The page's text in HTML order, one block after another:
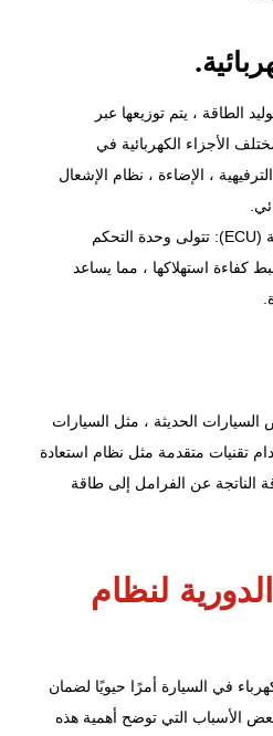
الطاقة ، يتم توزيعها عبر
الأجزاء الكهربائية في
، الإضاءة ، نظام الإشعال
وحدة التحكم الإلكترونية (ECU): تتولى وحدة التحكم
كفاءة استهلاكها ، مما يساعد
الحديثة ، مثل السيارات
تقنيات متقدمة مثل نظام استعادة
الناتجة عن الفرامل إلى طاقة
لنظام
في السيارة أمرًا حيويًا لضمان
بعض الأسباب التي توضح أهمية هذه